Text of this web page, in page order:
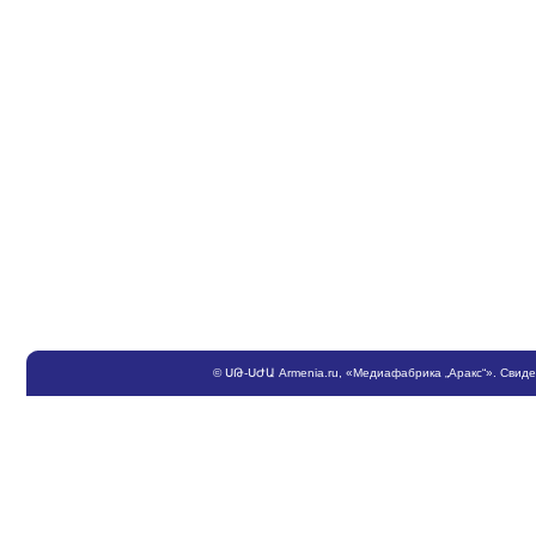
©ՍԹ-ՍԺԱ Armenia.ru , «Медиафабрика „Аракс“».